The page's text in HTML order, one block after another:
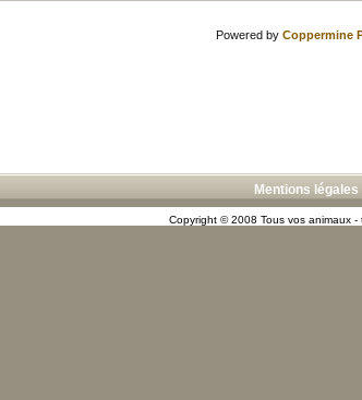
Powered by Coppermine
Mentions légales
Copyright © 2008 Tous vos animaux